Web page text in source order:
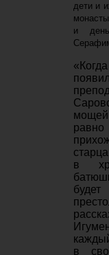
дети и
и день
в
в